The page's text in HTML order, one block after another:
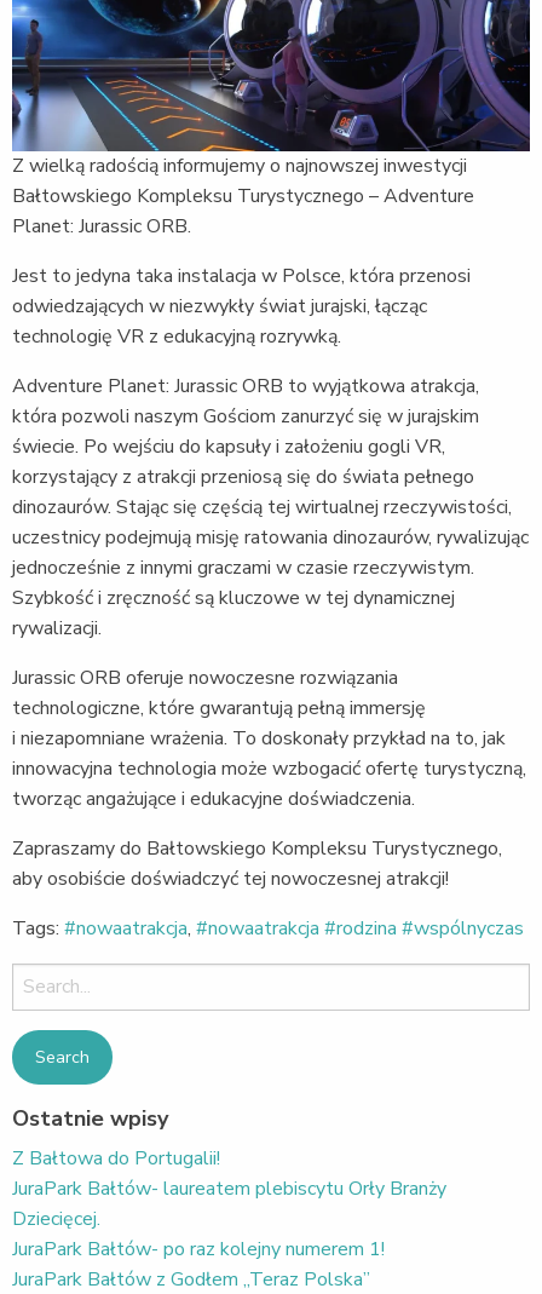
Z wielką radością informujemy o najnowszej inwestycji
Bałtowskiego Kompleksu Turystycznego – Adventure
Planet: Jurassic ORB.
Jest to jedyna taka instalacja w Polsce, która przenosi
odwiedzających w niezwykły świat jurajski, łącząc
technologię VR z edukacyjną rozrywką.
Adventure Planet: Jurassic ORB to wyjątkowa atrakcja,
która pozwoli naszym Gościom zanurzyć się w jurajskim
świecie. Po wejściu do kapsuły i założeniu gogli VR,
korzystający z atrakcji przeniosą się do świata pełnego
dinozaurów. Stając się częścią tej wirtualnej rzeczywistości,
uczestnicy podejmują misję ratowania dinozaurów, rywalizując
jednocześnie z innymi graczami w czasie rzeczywistym.
Szybkość i zręczność są kluczowe w tej dynamicznej
rywalizacji.
Jurassic ORB oferuje nowoczesne rozwiązania
technologiczne, które gwarantują pełną immersję
i niezapomniane wrażenia. To doskonały przykład na to, jak
innowacyjna technologia może wzbogacić ofertę turystyczną,
tworząc angażujące i edukacyjne doświadczenia.
Zapraszamy do Bałtowskiego Kompleksu Turystycznego,
aby osobiście doświadczyć tej nowoczesnej atrakcji!
Tags: #nowaatrakcja, #nowaatrakcja #rodzina #wspólnyczas
Search
for:
Ostatnie wpisy
Z Bałtowa do Portugalii!
JuraPark Bałtów- laureatem plebiscytu Orły Branży
Dziecięcej.
JuraPark Bałtów- po raz kolejny numerem 1!
JuraPark Bałtów z Godłem „Teraz Polska”